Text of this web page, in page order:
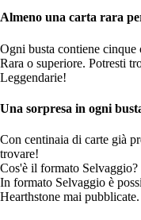
Almeno una carta rara
Ogni busta contiene cinque
Rara o superiore. Potresti
Leggendarie!
Una sorpresa in ogni
Con centinaia di carte già
trovare!
Cos'è il formato Selvaggio?
In formato Selvaggio è
Hearthstone mai pubblicate.